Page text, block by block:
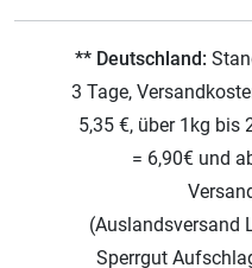
** Deutschland:
3 Tage,
5,35 €, über 1kg bis
= 6,90€ und
(Auslandsversand
Sperrgut